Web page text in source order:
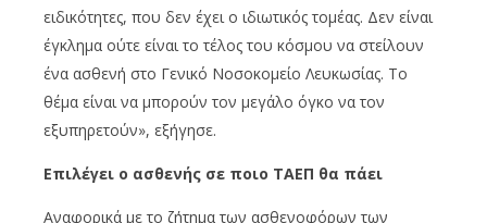
ειδικότητες, που δεν έχει ο ιδιωτικός τομέας. Δεν είναι
έγκλημα ούτε είναι το τέλος του κόσμου να στείλουν
ένα ασθενή στο Γενικό Νοσοκομείο Λευκωσίας. Το
θέμα είναι να μπορούν τον μεγάλο όγκο να τον
εξυπηρετούν», εξήγησε.
Επιλέγει ο ασθενής σε ποιο ΤΑΕΠ θα πάει
Αναφορικά με το ζήτημα των ασθενοφόρων των